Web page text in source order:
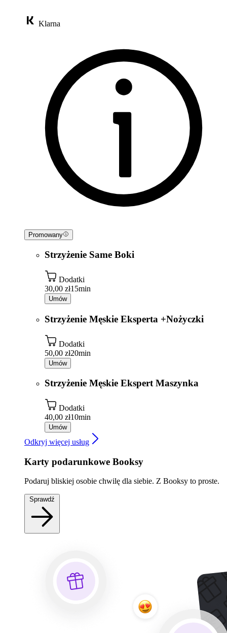
Klarna
Promowany
Strzyżenie Same Boki
Dodatki
30,00 zł15min
Umów
Strzyżenie Męskie Eksperta +Nożyczki
Dodatki
50,00 zł20min
Umów
Strzyżenie Męskie Ekspert Maszynka
Dodatki
40,00 zł10min
Umów
Odkryj więcej usług
Karty podarunkowe Booksy
Podaruj bliskiej osobie chwilę dla siebie. Z Booksy to proste.